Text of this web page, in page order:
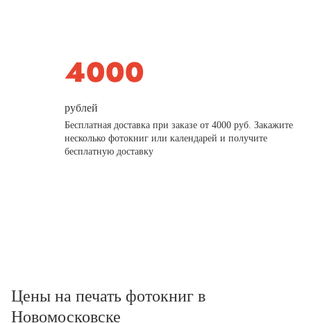
рублей
Бесплатная доставка при заказе от 4000 руб. Закажите
несколько фотокниг или календарей и получите
бесплатную доставку
Цены на печать фотокниг в
Новомосковске